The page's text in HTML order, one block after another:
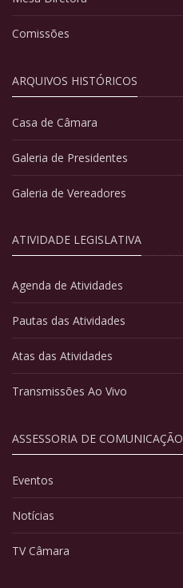
Comissões
ARQUIVOS HISTÓRICOS
Casa de Câmara
Galeria de Presidentes
Galeria de Vereadores
ATIVIDADE LEGISLATIVA
Agenda de Atividades
Pautas das Atividades
Atas das Atividades
Transmissões Ao Vivo
ASSESSORIA DE COMUNICAÇÃO
Eventos
Notícias
TV Câmara